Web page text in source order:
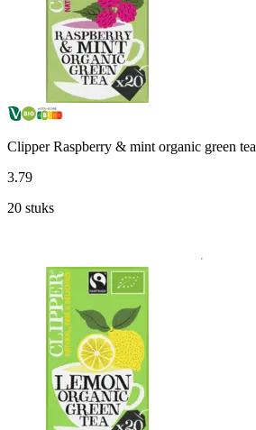
Clipper Raspberry & mint organic green tea
3.79
20 stuks